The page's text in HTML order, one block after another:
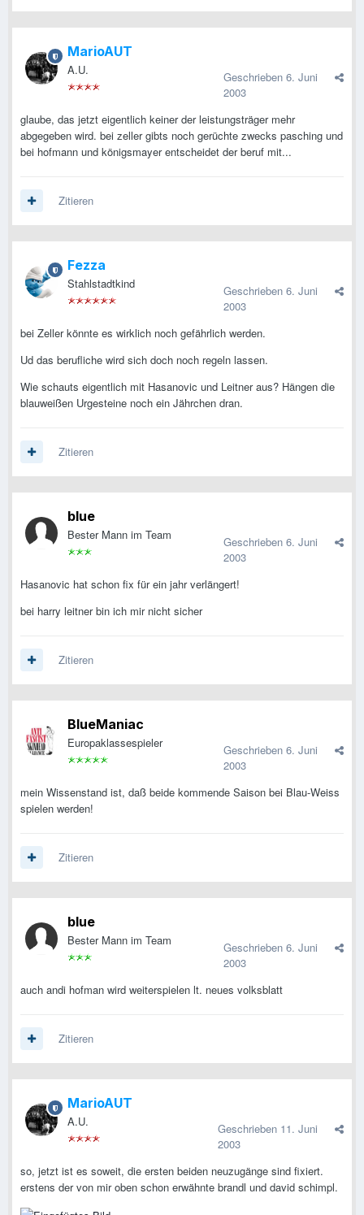
MarioAUT
A.U. Geschrieben 6. Juni
2003
glaube, das jetzt eigentlich keiner der leistungsträger mehr
abgegeben wird. bei zeller gibts noch gerüchte zwecks pasching und
bei hofmann und königsmayer entscheidet der beruf mit...
Zitieren
Fezza
Stahlstadtkind Geschrieben 6. Juni
2003
bei Zeller könnte es wirklich noch gefährlich werden.
Ud das berufliche wird sich doch noch regeln lassen.
Wie schauts eigentlich mit Hasanovic und Leitner aus? Hängen die
blauweißen Urgesteine noch ein Jährchen dran.
Zitieren
blue
Bester Mann im Team Geschrieben 6. Juni
2003
Hasanovic hat schon fix für ein jahr verlängert!
bei harry leitner bin ich mir nicht sicher
Zitieren
BlueManiac
Europaklassespieler Geschrieben 6. Juni
2003
mein Wissenstand ist, daß beide kommende Saison bei Blau-Weiss
spielen werden!
Zitieren
blue
Bester Mann im Team Geschrieben 6. Juni
2003
auch andi hofman wird weiterspielen lt. neues volksblatt
Zitieren
MarioAUT
A.U. Geschrieben 11. Juni
2003
so, jetzt ist es soweit, die ersten beiden neuzugänge sind fixiert.
erstens der von mir oben schon erwähnte brandl und david schimpl.